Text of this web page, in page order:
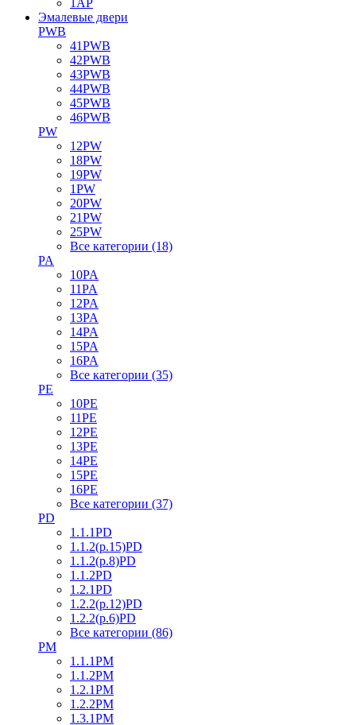
1AP
Эмалевые двери
PWB
41PWB
42PWB
43PWB
44PWB
45PWB
46PWB
PW
12PW
18PW
19PW
1PW
20PW
21PW
25PW
Все категории (18)
PA
10PA
11PA
12PA
13PA
14PA
15PA
16PA
Все категории (35)
PE
10PE
11PE
12PE
13PE
14PE
15PE
16PE
Все категории (37)
PD
1.1.1PD
1.1.2(р.15)PD
1.1.2(р.8)PD
1.1.2PD
1.2.1PD
1.2.2(р.12)PD
1.2.2(р.6)PD
Все категории (86)
PM
1.1.1PM
1.1.2PM
1.2.1PM
1.2.2PM
1.3.1PM